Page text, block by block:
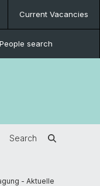
Current Vacancies
People search
Search
- Aktuelle